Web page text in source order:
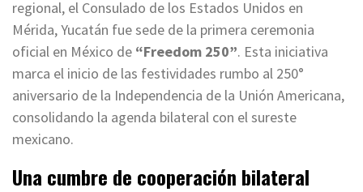
regional, el Consulado de los Estados Unidos en
Mérida, Yucatán fue sede de la primera ceremonia
oficial en México de “Freedom 250”. Esta iniciativa
marca el inicio de las festividades rumbo al 250°
aniversario de la Independencia de la Unión Americana,
consolidando la agenda bilateral con el sureste
mexicano.
Una cumbre de cooperación bilateral